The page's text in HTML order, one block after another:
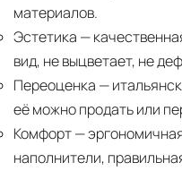
материалов.
Эстетика —
вид, не выцветает, не
Переоценка —
её можно продать или
Комфорт—
наполнители,